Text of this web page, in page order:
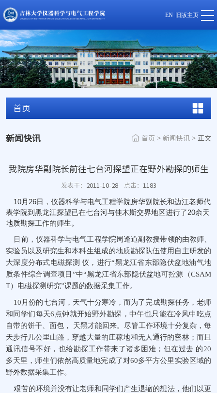
EN 旧版主页
首页
新闻快讯 首页 > 新闻快讯 > 正文
我院房华副院长前往七台河探望正在野外勘探的师生
发表于： 2011-10-28 点击： 1183
10月26日，仪器科学与电气工程学院房华副院长和边江老师代
表学院到黑龙江探望已在七台河与佳木斯交界地区进行了20余天
地质勘探工作的师生。
目前，仪器科学与电气工程学院周逢道副教授带领的由教师、
实验员以及研究生和本科生组成的地质勘探队伍使用自主研发的
大深度分布式电磁探测 仪，进行“黑龙江省东部隐伏盆地油气地
质条件综合调查项目”中“黑龙江省东部隐伏盆地可控源（CSAM
T）电磁探测研究”课题的数据采集工作。
10月份的七台河，天气十分寒冷，而为了完成勘探任务，老师
和同学们每天6点钟就开始野外勘探，中午也只能在冷风中吃点
自带的饼干、面包， 天黑才能回来。尽管工作环境十分复杂，每
天步行几公里山路，穿越大量的庄稼地和无人通行的密林；而且
通讯信号不好，也给勘探工作带来了诸多困难；但在过去 的20
多天里，师生们依然高质量地完成了对60多平方公里实验区域的
野外数据采集工作。
艰苦的环境并没有让老师和同学们产生退缩的想法，他们以更